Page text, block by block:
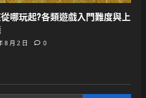
哪玩起?各類遊戲入門難度與上
8 月 2 日 0